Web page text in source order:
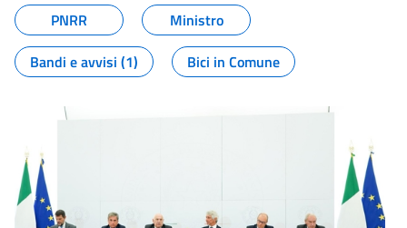
PNRR
Ministro
Bandi e avvisi (1)
Bici in Comune